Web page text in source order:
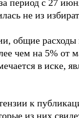
период с 27
не из
общие
чем на 5% от
в иске,
к
из них